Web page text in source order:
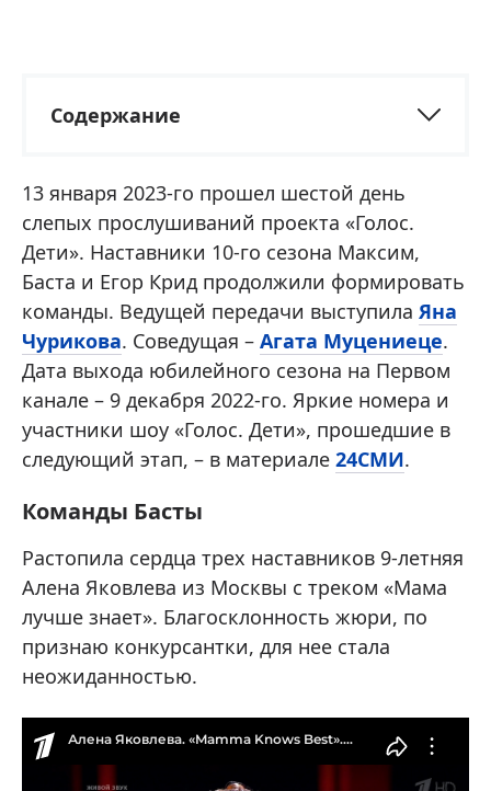
Содержание
13 января 2023-го прошел шестой день
слепых прослушиваний проекта «Голос.
Дети». Наставники 10-го сезона Максим,
Баста и Егор Крид продолжили формировать
команды. Ведущей передачи выступила Яна
Чурикова. Соведущая – Агата Муцениеце.
Дата выхода юбилейного сезона на Первом
канале – 9 декабря 2022-го. Яркие номера и
участники шоу «Голос. Дети», прошедшие в
следующий этап, – в материале 24СМИ.
Команды Басты
Растопила сердца трех наставников 9-летняя
Алена Яковлева из Москвы с треком «Мама
лучше знает». Благосклонность жюри, по
признаю конкурсантки, для нее стала
неожиданностью.